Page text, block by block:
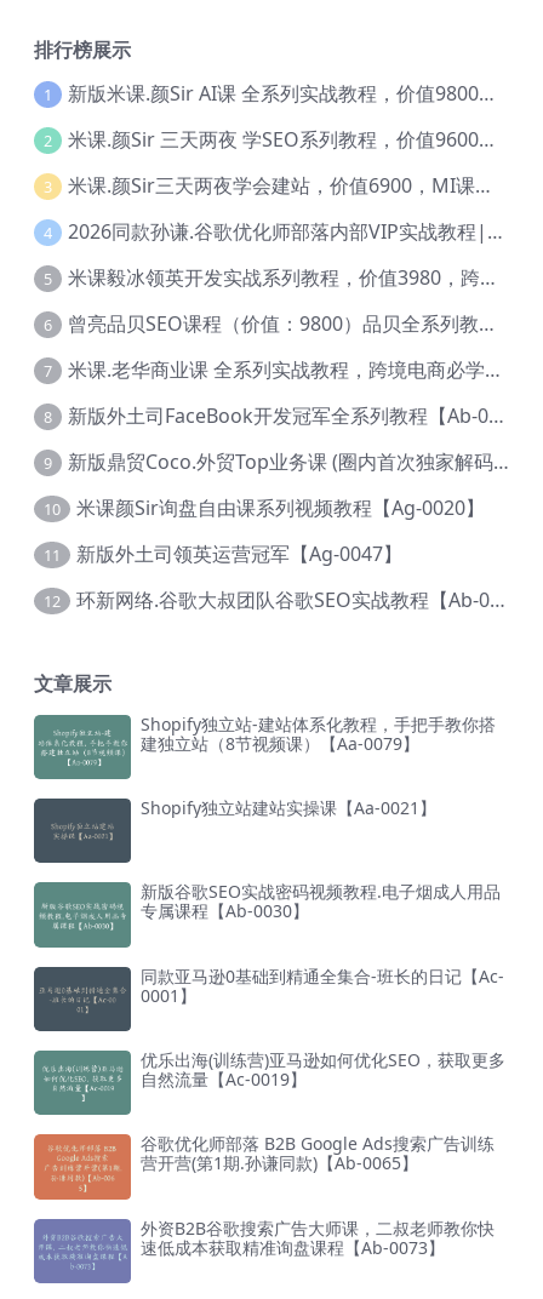
排行榜展示
1 新版米课.颜Sir AI课 全系列实战教程，价值9800，跨境首选！【Ag-0052】
2 米课.颜Sir 三天两夜 学SEO系列教程，价值9600元，跨境人都在学 【Ag-0056】
3 米课.颜Sir三天两夜学会建站，价值6900，MI课甄选课程 【Ag-0055】
4 2026同款孙谦.谷歌优化师部落内部VIP实战教程|价值4999元全网独家解码（官方报名版本）【@034】
5 米课毅冰领英开发实战系列教程，价值3980，跨境必选【Ag-0049】
6 曾亮品贝SEO课程（价值：9800）品贝全系列教程 【Ab-0022】
7 米课.老华商业课 全系列实战教程，跨境电商必学，价值16900元【Ag-0053】
8 新版外土司FaceBook开发冠军全系列教程【Ab-0021】
9 新版鼎贸Coco.外贸Top业务课 (圈内首次独家解码|460节课)【Ag-0091】
10 米课颜Sir询盘自由课系列视频教程【Ag-0020】
11 新版外土司领英运营冠军【Ag-0047】
12 环新网络.谷歌大叔团队谷歌SEO实战教程【Ab-0024】
文章展示
Shopify独立站-建站体系化教程，手把手教你搭
建独立站（8节视频课）【Aa-0079】
Shopify独立站建站实操课【Aa-0021】
新版谷歌SEO实战密码视频教程.电子烟成人用品
专属课程【Ab-0030】
同款亚马逊0基础到精通全集合-班长的日记【Ac-
0001】
优乐出海(训练营)亚马逊如何优化SEO，获取更多
自然流量【Ac-0019】
谷歌优化师部落 B2B Google Ads搜索广告训练
营开营(第1期.孙谦同款)【Ab-0065】
外资B2B谷歌搜索广告大师课，二叔老师教你快
速低成本获取精准询盘课程【Ab-0073】